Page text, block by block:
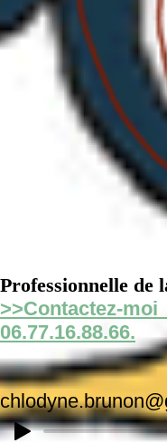
Professionnelle de
>>Contactez-moi
06.77.16.88.66.